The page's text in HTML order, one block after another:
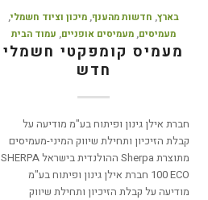
בארץ, חדשות מהענף, מיכון וציוד חשמלי,
מעמיסים, מעמיסים אופניים, עמוד הבית
מעמיס קומפקטי חשמלי
חדש
חברת אילן גינון ופיתוח בע"מ מודיעה על
קבלת הזיכיון ותחילת שיווק המיני-מעמיסים
מתוצרת Sherpa ההולנדית בישראל SHERPA
100 ECO חברת אילן גינון ופיתוח בע"מ
מודיעה על קבלת הזיכיון ותחילת שיווק